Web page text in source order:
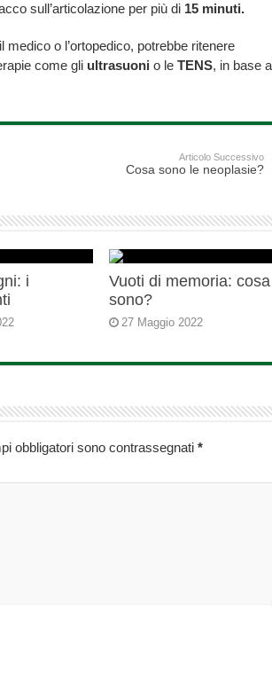
sull’articolazione per più di15 minuti.
o l’ortopedico, potrebbe ritenere
come gli ultrasuoni o le TENS, in base
Articolo Successivo
Cosa sono le neoplasie?
i
Vuoti di memoria: cosa
sono?
27 Maggio 2022
obbligatori sono contrassegnati *